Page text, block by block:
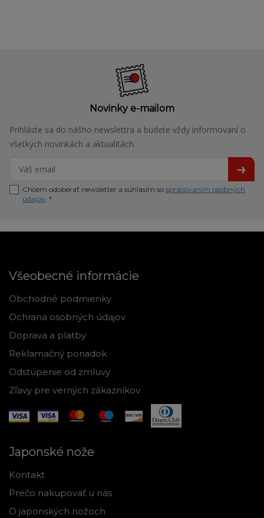
Novinky e-mailom
Prihláste sa do nášho newslettra a budete vždy informovaní o
všetkých novinkách a aktualitách.
Chcem odoberať newsletter a súhlasím so spracovaním osobných
údajov. *
Všeobecné informácie
Obchodné podmienky
Ochrana osobných údajov
Doprava a platby
Reklamačný poriadok
Odstúpenie od zmluvy
Zľavy pre verných zákazníkov
Japonské nože
Kontakt
Prečo nakupovať u nás
O japonských nožoch